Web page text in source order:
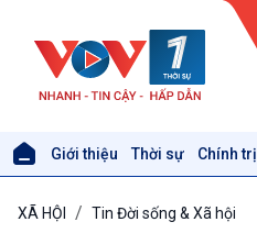
Giới thiệu Thời sự Chính trị
XÃ HỘI Tin Đời sống & Xã hội